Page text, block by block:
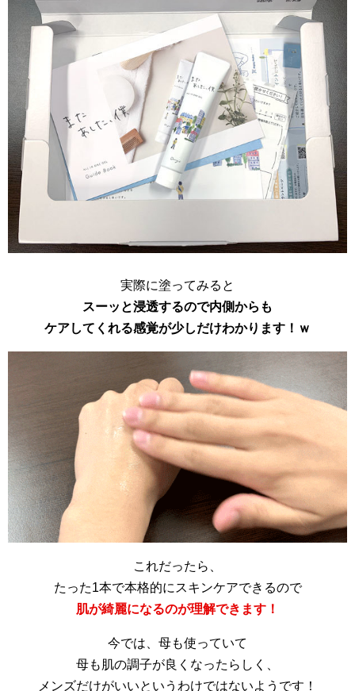
実際に塗ってみると
スーッと浸透するので内側からも
ケアしてくれる感覚が少しだけわかります！ｗ
これだったら、
たった1本で本格的にスキンケアできるので
肌が綺麗になるのが理解できます！
今では、母も使っていて
母も肌の調子が良くなったらしく、
メンズだけがいいというわけではないようです！